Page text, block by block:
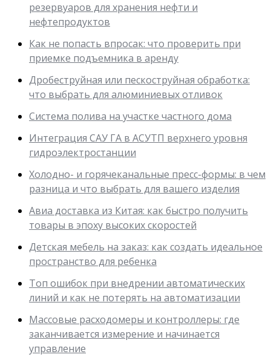
резервуаров для хранения нефти и
нефтепродуктов
Как не попасть впросак: что проверить при
приемке подъемника в аренду
Дробеструйная или пескоструйная обработка:
что выбрать для алюминиевых отливок
Система полива на участке частного дома
Интеграция САУ ГА в АСУТП верхнего уровня
гидроэлектростанции
Холодно- и горячеканальные пресс-формы: в чем
разница и что выбрать для вашего изделия
Авиа доставка из Китая: как быстро получить
товары в эпоху высоких скоростей
Детская мебель на заказ: как создать идеальное
пространство для ребенка
Топ ошибок при внедрении автоматических
линий и как не потерять на автоматизации
Массовые расходомеры и контроллеры: где
заканчивается измерение и начинается
управление